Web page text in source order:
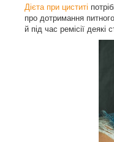
Дієта при циститі
про дотримання
й під час ремісії деякі